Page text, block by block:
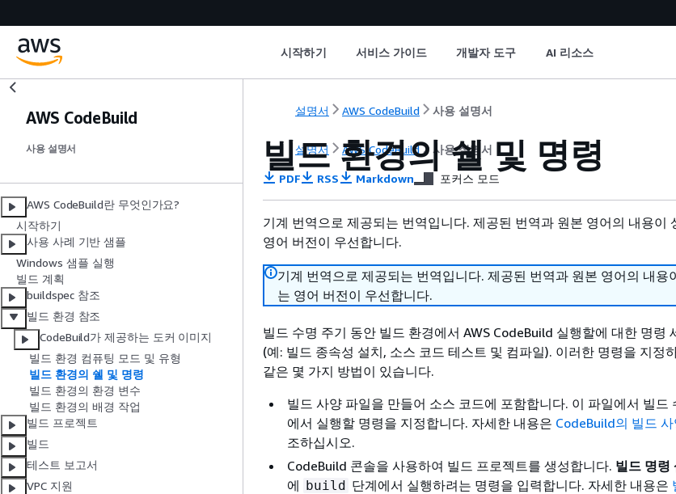
시작하기 서비스 가이드 개발자 도구 AI 리소스
AWS CodeBuild
사용 설명서
AWS CodeBuild란 무엇인가요?
시작하기
사용 사례 기반 샘플
Windows 샘플 실행
빌드 계획
buildspec 참조
빌드 환경 참조
CodeBuild가 제공하는 도커 이미지
빌드 환경 컴퓨팅 모드 및 유형
빌드 환경의 쉘 및 명령
빌드 환경의 환경 변수
빌드 환경의 배경 작업
빌드 프로젝트
빌드
테스트 보고서
VPC 지원
설명서 AWS CodeBuild 사용 설명서
설명서 AWS CodeBuild 사용 설명서
빌드 환경의 쉘 및 명령
PDF RSS Markdown 포커스 모드
기계 번역으로 제공되는 번역입니다. 제공된 번역과 원본 영어의 내용이
영어 버전이 우선합니다.
기계 번역으로 제공되는 번역입니다. 제공된 번역과 원본 영어의 내용
는 영어 버전이 우선합니다.
빌드 수명 주기 동안 빌드 환경에서 AWS CodeBuild 실행할에 대한 명령
(예: 빌드 종속성 설치, 소스 코드 테스트 및 컴파일). 이러한 명령을 지정
같은 몇 가지 방법이 있습니다.
빌드 사양 파일을 만들어 소스 코드에 포함합니다. 이 파일에서 빌드
에서 실행할 명령을 지정합니다. 자세한 내용은 CodeBuild의 빌드
조하십시오.
CodeBuild 콘솔을 사용하여 빌드 프로젝트를 생성합니다. 빌드 명령
에 build 단계에서 실행하려는 명령을 입력합니다. 자세한 내용은